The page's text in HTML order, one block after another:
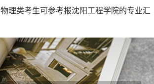
理类考生可参考报沈阳工程学院的专业汇